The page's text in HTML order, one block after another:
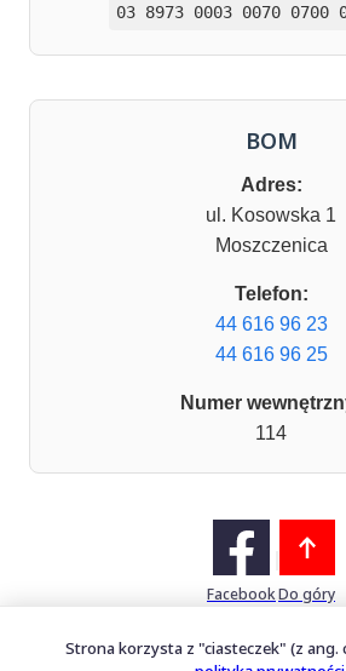
03 8973 0003 0070 0700
BOM
Adres:
ul. Kosowska 1
Moszczenica
Telefon:
44 616 96 23
44 616 96 25
Numer
114
FacebookDo góry
Strona korzysta z "ciasteczek" (z ang.